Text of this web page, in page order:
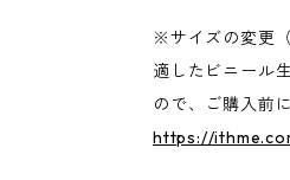
※サイズの変更
適したビニール
ので、ご購入前
https://